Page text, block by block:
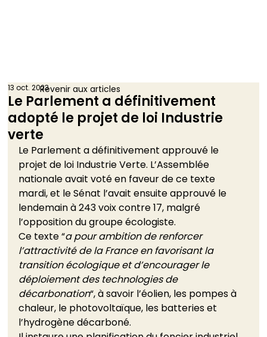
Le Parlement a définitivement
adopté le projet de loi Industrie
verte
13 oct. 2023
Le Parlement a définitivement approuvé le
projet de loi Industrie Verte. L’Assemblée
nationale avait voté en faveur de ce texte
mardi, et le Sénat l’avait ensuite approuvé le
lendemain à 243 voix contre 17, malgré
l’opposition du groupe écologiste.
Ce texte “a pour ambition de renforcer
l’attractivité de la France en favorisant la
transition écologique et d’encourager le
déploiement des technologies de
décarbonation“, à savoir l’éolien, les pompes à
chaleur, le photovoltaïque, les batteries et
l’hydrogène décarboné.
Revenir aux articles